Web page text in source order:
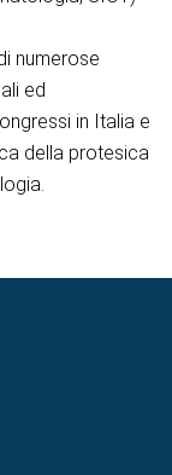
numerose
ed
in Italia e
della protesica